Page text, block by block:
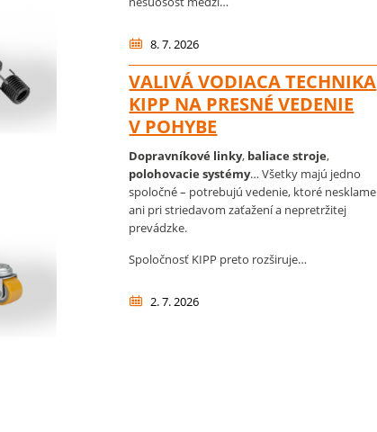
8. 7. 2026
VALIVÁ VODIACA TECHNIKA
KIPP NA PRESNÉ VEDENIE
V POHYBE
Dopravníkové linky, baliace stroje,
polohovacie systémy… Všetky majú jedno
spoločné – potrebujú vedenie, ktoré nesklame
ani pri striedavom zaťažení a nepretržitej
prevádzke.
Spoločnosť KIPP preto rozširuje…
2. 7. 2026